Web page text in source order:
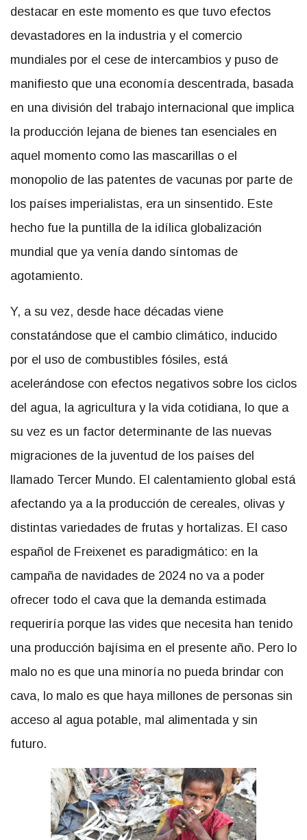
destacar en este momento es que tuvo efectos
devastadores en la industria y el comercio
mundiales por el cese de intercambios y puso de
manifiesto que una economía descentrada, basada
en una división del trabajo internacional que implica
la producción lejana de bienes tan esenciales en
aquel momento como las mascarillas o el
monopolio de las patentes de vacunas por parte de
los países imperialistas, era un sinsentido. Este
hecho fue la puntilla de la idílica globalización
mundial que ya venía dando síntomas de
agotamiento.
Y, a su vez, desde hace décadas viene
constatándose que el cambio climático, inducido
por el uso de combustibles fósiles, está
acelerándose con efectos negativos sobre los ciclos
del agua, la agricultura y la vida cotidiana, lo que a
su vez es un factor determinante de las nuevas
migraciones de la juventud de los países del
llamado Tercer Mundo. El calentamiento global está
afectando ya a la producción de cereales, olivas y
distintas variedades de frutas y hortalizas. El caso
español de Freixenet es paradigmático: en la
campaña de navidades de 2024 no va a poder
ofrecer todo el cava que la demanda estimada
requeriría porque las vides que necesita han tenido
una producción bajísima en el presente año. Pero lo
malo no es que una minoría no pueda brindar con
cava, lo malo es que haya millones de personas sin
acceso al agua potable, mal alimentada y sin
futuro.